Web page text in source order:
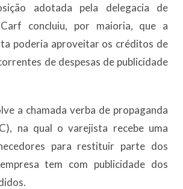
adotada pela delegacia de
concluiu, por maioria, que a
poderia aproveitar os créditos de
de despesas de publicidade
a chamada verba de propaganda
na qual o varejista recebe uma
para restituir parte dos
tem com publicidade dos